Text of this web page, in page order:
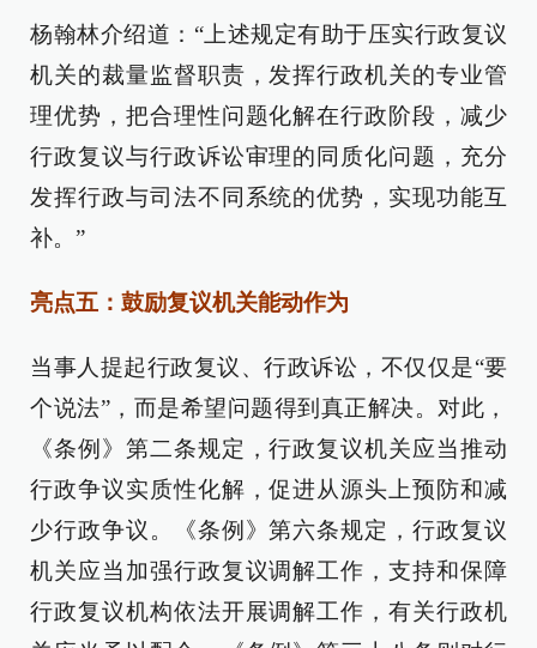
杨翰林介绍道：“上述规定有助于压实行政复议
机关的裁量监督职责，发挥行政机关的专业管
理优势，把合理性问题化解在行政阶段，减少
行政复议与行政诉讼审理的同质化问题，充分
发挥行政与司法不同系统的优势，实现功能互
补。”
亮点五：鼓励复议机关能动作为
当事人提起行政复议、行政诉讼，不仅仅是“要
个说法”，而是希望问题得到真正解决。对此，
《条例》第二条规定，行政复议机关应当推动
行政争议实质性化解，促进从源头上预防和减
少行政争议。《条例》第六条规定，行政复议
机关应当加强行政复议调解工作，支持和保障
行政复议机构依法开展调解工作，有关行政机